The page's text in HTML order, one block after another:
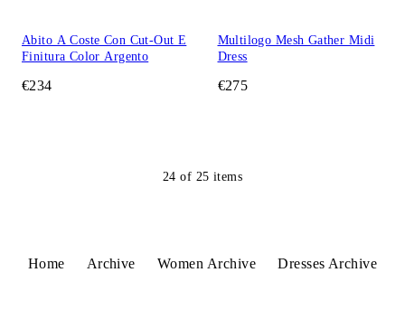
Abito A Coste Con Cut-Out E
Finitura Color Argento
€234
Multilogo Mesh Gather Midi
Dress
€275
24 of 25 items
Home Archive Women Archive Dresses Archive